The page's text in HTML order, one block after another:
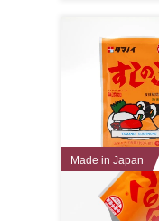
Made in Japan